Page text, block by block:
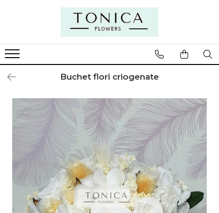
Buchet flori criogenate